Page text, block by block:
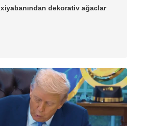
dekorativ ağaclar